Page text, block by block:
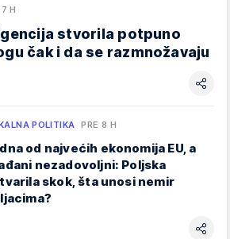
H
stvorila potpuno
čak i da se razmnožavaju
POLITIKA PRE 8 H
od najvećih ekonomija EU, a
nezadovoljni: Poljska
skok, šta unosi nemir